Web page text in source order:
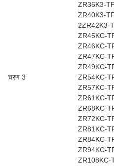
चरण 3
ZR36K3-
ZR40K3-
2ZR42K3-
ZR45KC-
ZR46KC-
ZR47KC-
ZR49KC-
ZR54KC-
ZR57KC-
ZR61KC-
ZR68KC-
ZR72KC-
ZR81KC-
ZR84KC-
ZR94KC-
ZR108KC-